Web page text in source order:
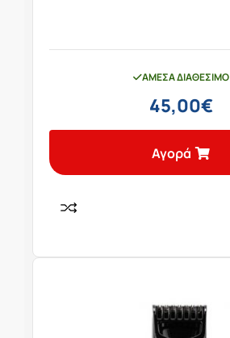
ΆΜΕΣΑ ΔΙΑΘΈΣΙΜΟ
45,00€
Αγορά